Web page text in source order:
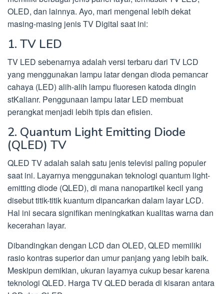
OLED, dan lainnya. Ayo, mari mengenal lebih dekat
masing-masing jenis TV Digital saat ini:
1. TV LED
TV LED sebenarnya adalah versi terbaru dari TV LCD
yang menggunakan lampu latar dengan dioda pemancar
cahaya (LED) alih-alih lampu fluoresen katoda dingin
stKalianr. Penggunaan lampu latar LED membuat
perangkat menjadi lebih tipis dan efisien.
2. Quantum Light Emitting Diode
(QLED) TV
QLED TV adalah salah satu jenis televisi paling populer
saat ini. Layarnya menggunakan teknologi quantum light-
emitting diode (QLED), di mana nanopartikel kecil yang
disebut titik-titik kuantum dipancarkan dalam layar LCD.
Hal ini secara signifikan meningkatkan kualitas warna dan
kecerahan layar.
Dibandingkan dengan LCD dan OLED, QLED memiliki
rasio kontras superior dan umur panjang yang lebih baik.
Meskipun demikian, ukuran layarnya cukup besar karena
teknologi QLED. Harga TV QLED berada di kisaran antara